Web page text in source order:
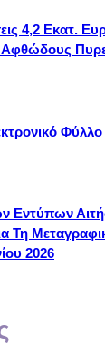
4,2 Εκατ.
Αφθώδους
Εντύπων
Τη
2026